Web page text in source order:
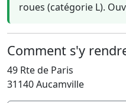
roues (catégorie L).
Comment s'y
49 Rte de Paris
31140 Aucamville